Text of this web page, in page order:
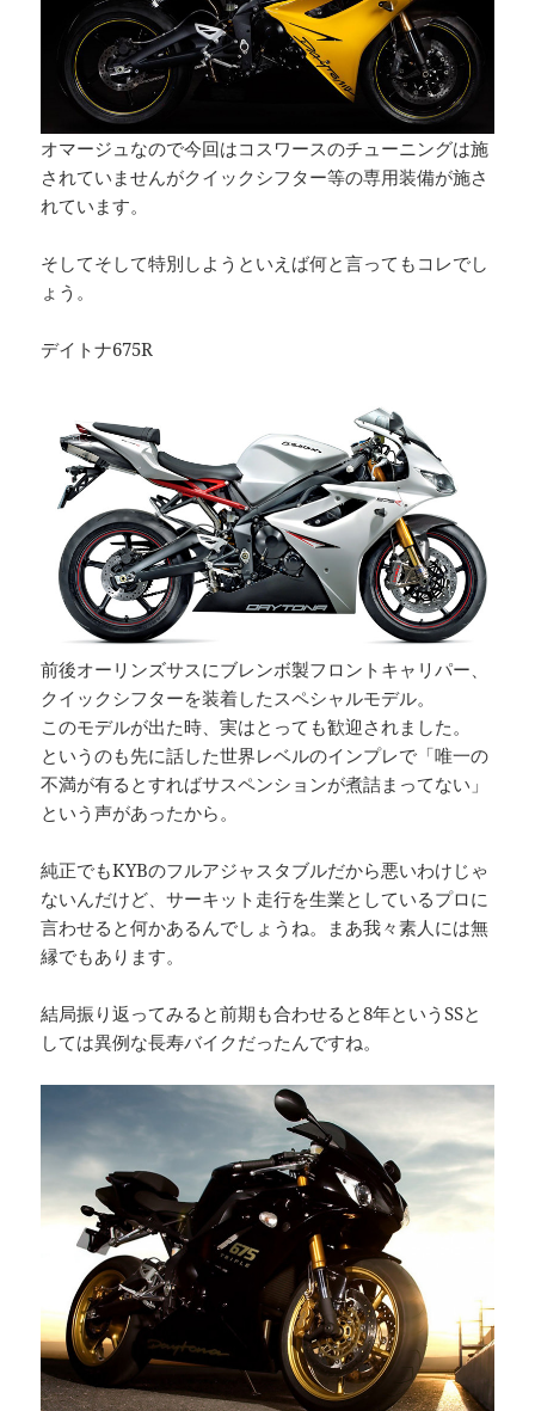
オマージュなので今回はコスワースのチューニングは施
されていませんがクイックシフター等の専用装備が施さ
れています。
そしてそして特別しようといえば何と言ってもコレでし
ょう。
デイトナ675R
前後オーリンズサスにブレンボ製フロントキャリパー、
クイックシフターを装着したスペシャルモデル。
このモデルが出た時、実はとっても歓迎されました。
というのも先に話した世界レベルのインプレで「唯一の
不満が有るとすればサスペンションが煮詰まってない」
という声があったから。
純正でもKYBのフルアジャスタブルだから悪いわけじゃ
ないんだけど、サーキット走行を生業としているプロに
言わせると何かあるんでしょうね。まあ我々素人には無
縁でもあります。
結局振り返ってみると前期も合わせると8年というSSと
しては異例な長寿バイクだったんですね。